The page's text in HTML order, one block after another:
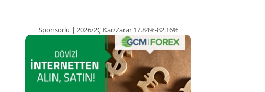
Sponsorlu | 2026/2Ç Kar/Zarar 17.84%-82.16%